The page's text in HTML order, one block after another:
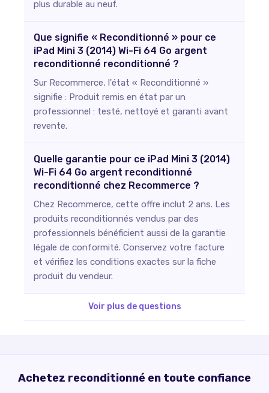
plus durable au neuf.
Que signifie « Reconditionné » pour ce
iPad Mini 3 (2014) Wi-Fi 64 Go argent
reconditionné reconditionné ?
Sur Recommerce, l'état « Reconditionné »
signifie : Produit remis en état par un
professionnel : testé, nettoyé et garanti avant
revente.
Quelle garantie pour ce iPad Mini 3 (2014)
Wi-Fi 64 Go argent reconditionné
reconditionné chez Recommerce ?
Chez Recommerce, cette offre inclut 2 ans. Les
produits reconditionnés vendus par des
professionnels bénéficient aussi de la garantie
légale de conformité. Conservez votre facture
et vérifiez les conditions exactes sur la fiche
produit du vendeur.
Voir plus de questions
Achetez reconditionné en toute confiance